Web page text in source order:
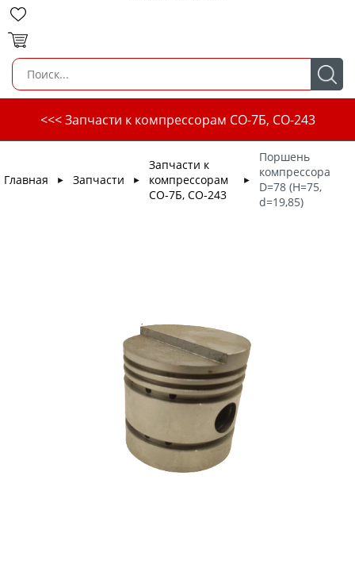
<<< Запчасти к компрессорам СО-7Б, СО-243
Главная ► Запчасти ►
Запчасти к
компрессорам
СО-7Б, СО-243
►
Поршень
компрессора
D=78 (H=75,
d=19,85)